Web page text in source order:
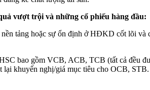
vượt trội và những cổ phiếu hàng đầu:
tảng hoặc sự ổn định ở HĐKD cốt lõi
bao gồm VCB, ACB, TCB (tất cả đều
lại khuyến nghị/giá mục tiêu cho OCB,